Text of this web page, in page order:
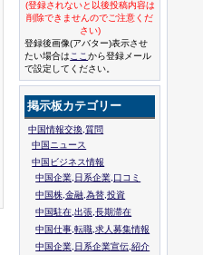
(登録されないと以後投稿内容は
削除できませんのでご注意くだ
さい)
登録後画像(アバター)表示させ
たい場合は ここから登録メール
で設定してください。
掲示板カテゴリー
中国情報交換,質問
中国ニュース
中国ビジネス情報
中国企業,日系企業,口コミ
中国株,金融,為替,投資
中国駐在,出張,長期滞在
中国仕事,転職,求人募集情報
中国企業,日系企業宣伝,紹介